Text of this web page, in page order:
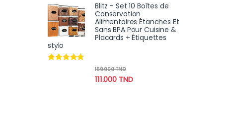
Blitz - Set 10 Boîtes de
Conservation
Alimentaires Étanches Et
Sans BPA Pour Cuisine &
Placards + Étiquettes
stylo
111.000 TND
169.000TND